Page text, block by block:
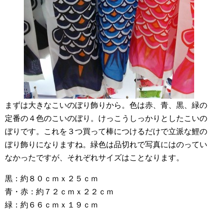
まずは大きなこいのぼり飾りから。色は赤、青、黒、緑の
定番の４色のこいのぼり。けっこうしっかりとしたこいの
ぼりです。これを３つ買って棒につけるだけで立派な鯉の
ぼり飾りになりますね。緑色は品切れで写真にはのってい
なかったですが、それぞれサイズはことなります。
黒：約８０ｃｍｘ２５ｃｍ
青・赤：約７２ｃｍｘ２２ｃｍ
緑：約６６ｃｍｘ１９ｃｍ